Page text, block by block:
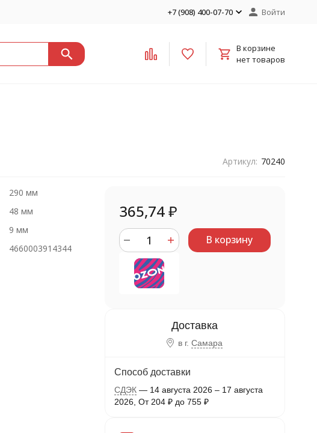
+7 (908) 400-07-70 Войти
В корзине
нет товаров
Артикул: 70240
290 мм
48 мм
9 мм
4660003914344
365,74₽
В корзину
в г. Самара
Способ доставки
СДЭК 14 августа 2026 – 17 августа
2026 От 204 ₽ до 755 ₽